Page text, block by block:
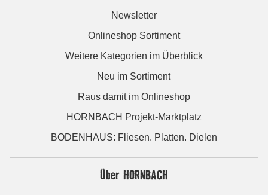
Newsletter
Onlineshop Sortiment
Weitere Kategorien im Überblick
Neu im Sortiment
Raus damit im Onlineshop
HORNBACH Projekt-Marktplatz
BODENHAUS: Fliesen. Platten. Dielen
Über HORNBACH